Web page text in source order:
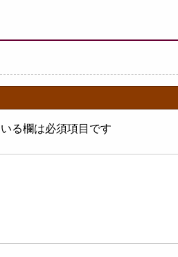
る欄は必須項目です